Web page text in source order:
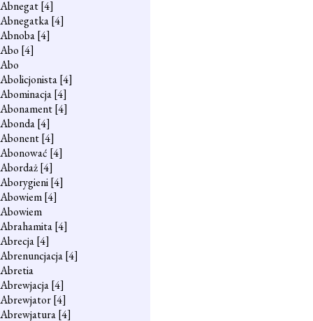
Abnegat[4]
Abnegatka[4]
Abnoba[4]
Abo [4]
Abo
Abolicjonista[4]
Abominacja[4]
Abonament[4]
Abonda[4]
Abonent[4]
Abonować [4]
Abordaż[4]
Aborygieni[4]
Abowiem[4]
Abowiem
Abrahamita[4]
Abrecja[4]
Abrenuncjacja[4]
Abretia
Abrewjacja[4]
Abrewjator[4]
Abrewjatura[4]